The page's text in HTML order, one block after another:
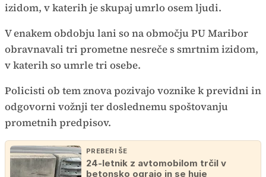
izidom, v katerih je skupaj umrlo osem ljudi.
V enakem obdobju lani so na območju PU Maribor
obravnavali tri prometne nesreče s smrtnim izidom,
v katerih so umrle tri osebe.
Policisti ob tem znova pozivajo voznike k previdni in
odgovorni vožnji ter doslednemu spoštovanju
prometnih predpisov.
PREBERI ŠE
24-letnik z avtomobilom trčil v
betonsko ograjo in se huje